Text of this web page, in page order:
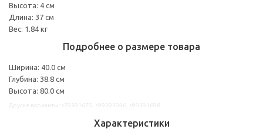
Высота: 4 см
Длина: 37 см
Вес: 1.84 кг
Подробнее о размере товара
Ширина: 40.0 см
Глубина: 38.8 см
Высота: 80.0 см
Характеристики